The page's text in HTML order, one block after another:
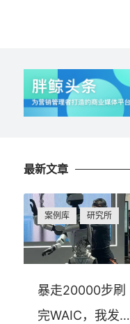
最新文章
案例库 研究所
暴走20000步刷
完WAIC，我发现